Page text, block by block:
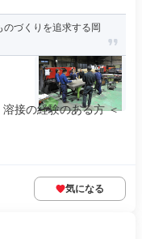
づくりを追求する岡
接の経験のある方 ＜
気になる